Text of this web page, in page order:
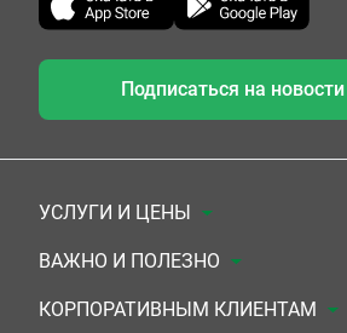
Подписаться на
УСЛУГИ И ЦЕНЫ
Анализы
Комплексы
ВАЖНО И ПОЛЕЗНО
Документы для заключения
КОРПОРАТИВНЫМ КЛИЕНТАМ